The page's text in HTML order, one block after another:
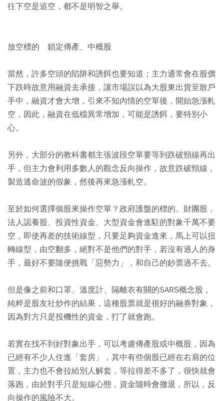
往下空是追空，都不是明智之舉。
放空標的 鎖定傳產、中概股
當然，許多空頭的陷阱和誘餌也要知道；主力通常會在股價
下跌時故意用融資去承接，讓市場誤以為大股東出貨至散戶
手中，融資才會大增，引來不知內情的空單後，開始急漲軋
空，因此，融資在低檔異常增加，可能是誘餌，要特別小
心。
另外，大部分的教科書都主張波段空單要等到跌破頸線再出
手，但主力會利用多數人的觀念反向操作，故意跌破頸線，
製造逃命波的假象，然後再來急漲軋空。
至於如何選擇個股來操作空單？政府護盤的標的、財團股，
法人認養股、投資性資金、大型資金會進駐的對象千萬不要
空，即使再差的技術線型，只要足夠資金進來，馬上可以扭
轉線型，由空翻多，絕對不是他們的對手，若沒有過人的身
手，最好不要隨便挑戰「惡勢力」，和自己的鈔票過不去。
但是像之前和口罩、溫度計、隔離衣有關的SARS概念股，
純粹是股友社炒作的結果，這種股票就是很好的融券對象，
因為對方只是投機性的資金，打了就會跑。
若實在找不到好對象出手，可以考慮傳產股或中概股，因為
已經有不少人住進「套房」，其中有些個股已經在右肩的位
置，主力也不會拉給別人解套，等拉得差不多了，很快就會
落跑，由於對手只是短線心態，資金隨時會撤退，所以，反
向操作的風險不大。